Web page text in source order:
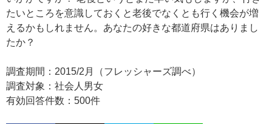
たいところを意識しておくと老後でなくとも行く機会が増
えるかもしれません。あなたの好きな都道府県はありまし
たか？
調査期間：2015/2月（フレッシャーズ調べ）
調査対象：社会人男女
有効回答件数：500件